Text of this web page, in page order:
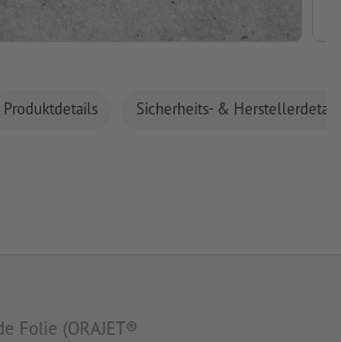
Produktdetails Sicherheits- &
Folie (ORAJET®